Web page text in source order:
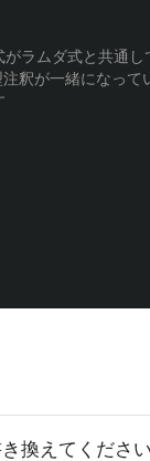
ラムダ式と共通し
釈が一緒になって
換えてください